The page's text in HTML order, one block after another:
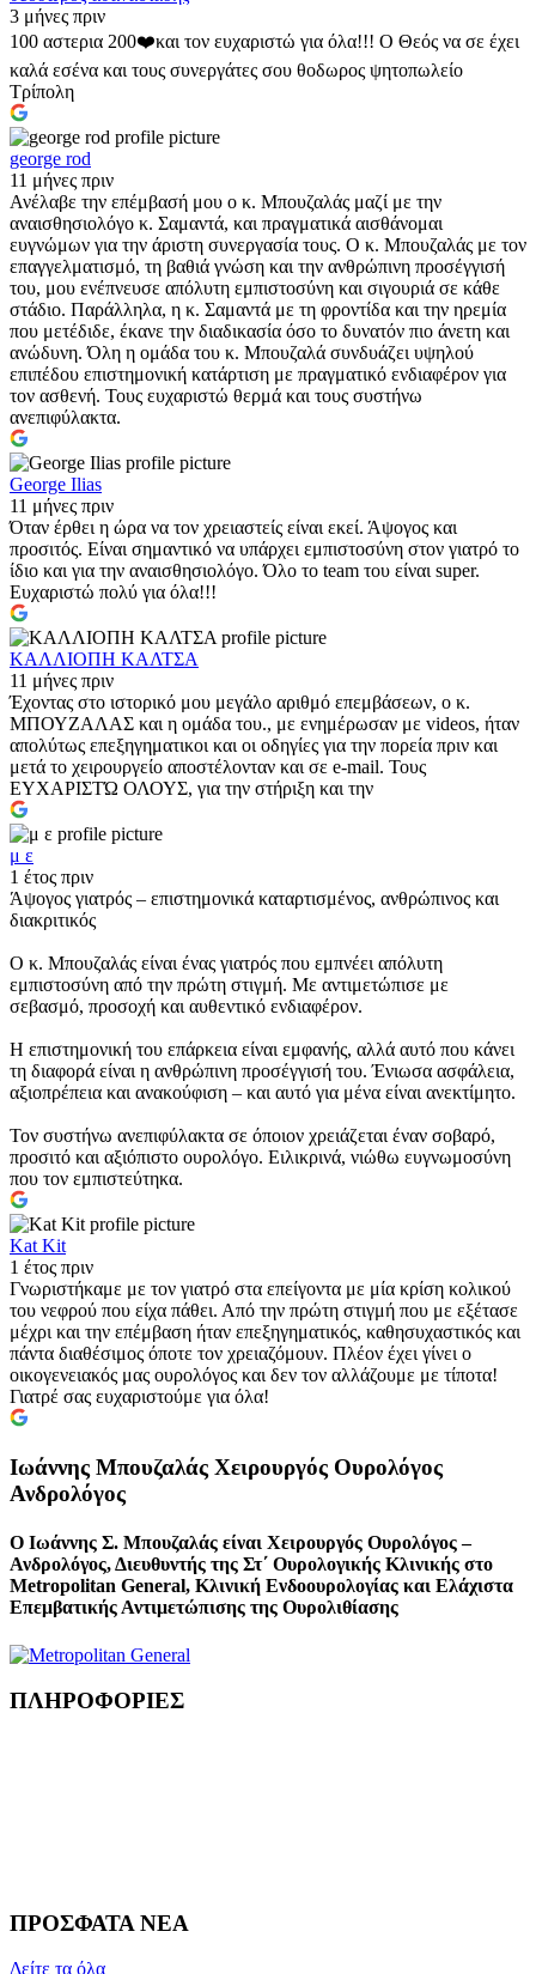
3 μήνες πριν
100 αστερια 200❤️και τον ευχαριστώ για όλα!!! Ο Θεός να σε έχει
καλά εσένα και τους συνεργάτες σου θοδωρος ψητοπωλείο
Τρίπολη
george rod
11 μήνες πριν
Ανέλαβε την επέμβασή μου ο κ. Μπουζαλάς μαζί με την
αναισθησιολόγο κ. Σαμαντά, και πραγματικά αισθάνομαι
ευγνώμων για την άριστη συνεργασία τους. Ο κ. Μπουζαλάς με τον
επαγγελματισμό, τη βαθιά γνώση και την ανθρώπινη προσέγγισή
του, μου ενέπνευσε απόλυτη εμπιστοσύνη και σιγουριά σε κάθε
στάδιο. Παράλληλα, η κ. Σαμαντά με τη φροντίδα και την ηρεμία
που μετέδιδε, έκανε την διαδικασία όσο το δυνατόν πιο άνετη και
ανώδυνη. Όλη η ομάδα του κ. Μπουζαλά συνδυάζει υψηλού
επιπέδου επιστημονική κατάρτιση με πραγματικό ενδιαφέρον για
τον ασθενή. Τους ευχαριστώ θερμά και τους συστήνω
ανεπιφύλακτα.
George Ilias
11 μήνες πριν
Όταν έρθει η ώρα να τον χρειαστείς είναι εκεί. Άψογος και
προσιτός. Είναι σημαντικό να υπάρχει εμπιστοσύνη στον γιατρό το
ίδιο και για την αναισθησιολόγο. Όλο το team του είναι super.
Ευχαριστώ πολύ για όλα!!!
ΚΑΛΛΙΟΠΗ ΚΑΛΤΣΑ
11 μήνες πριν
Έχοντας στο ιστορικό μου μεγάλο αριθμό επεμβάσεων, ο κ.
ΜΠΟΥΖΑΛΑΣ και η ομάδα του., με ενημέρωσαν με videos, ήταν
απολύτως επεξηγηματικοι και οι οδηγίες για την πορεία πριν και
μετά το χειρουργείο αποστέλονταν και σε e-mail. Τους
ΕΥΧΑΡΙΣΤΏ ΟΛΟΥΣ, για την στήριξη και την
μ ε
1 έτος πριν
Άψογος γιατρός – επιστημονικά καταρτισμένος, ανθρώπινος και
διακριτικός
Ο κ. Μπουζαλάς είναι ένας γιατρός που εμπνέει απόλυτη
εμπιστοσύνη από την πρώτη στιγμή. Με αντιμετώπισε με
σεβασμό, προσοχή και αυθεντικό ενδιαφέρον.
Η επιστημονική του επάρκεια είναι εμφανής, αλλά αυτό που κάνει
τη διαφορά είναι η ανθρώπινη προσέγγισή του. Ένιωσα ασφάλεια,
αξιοπρέπεια και ανακούφιση – και αυτό για μένα είναι ανεκτίμητο.
Τον συστήνω ανεπιφύλακτα σε όποιον χρειάζεται έναν σοβαρό,
προσιτό και αξιόπιστο ουρολόγο. Ειλικρινά, νιώθω ευγνωμοσύνη
που τον εμπιστεύτηκα.
Kat Kit
1 έτος πριν
Γνωριστήκαμε με τον γιατρό στα επείγοντα με μία κρίση κολικού
του νεφρού που είχα πάθει. Από την πρώτη στιγμή που με εξέτασε
μέχρι και την επέμβαση ήταν επεξηγηματικός, καθησυχαστικός και
πάντα διαθέσιμος όποτε τον χρειαζόμουν. Πλέον έχει γίνει ο
οικογενειακός μας ουρολόγος και δεν τον αλλάζουμε με τίποτα!
Γιατρέ σας ευχαριστούμε για όλα!
Ιωάννης Μπουζαλάς Χειρουργός Ουρολόγος
Ανδρολόγος
Ο Ιωάννης Σ. Μπουζαλάς είναι Χειρουργός Ουρολόγος –
Ανδρολόγος, Διευθυντής της Στ΄ Ουρολογικής Κλινικής στο
Metropolitan General, Κλινική Ενδοουρολογίας και Ελάχιστα
Επεμβατικής Αντιμετώπισης της Ουρολιθίασης
ΠΛΗΡΟΦΟΡΙΕΣ
ΠΡΟΣΦΑΤΑ ΝΕΑ
Δείτε τα όλα